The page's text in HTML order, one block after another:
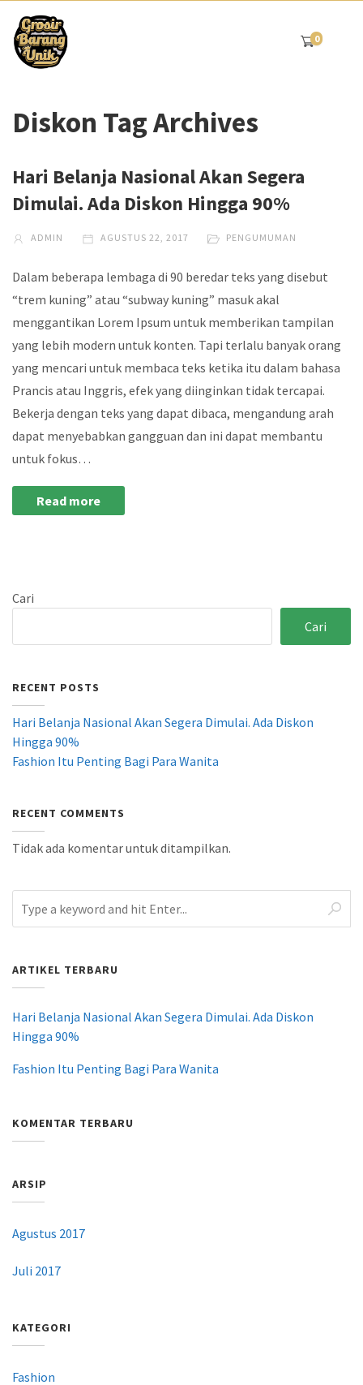
0
Diskon Tag Archives
Hari Belanja Nasional Akan Segera
Dimulai. Ada Diskon Hingga 90%
ADMIN AGUSTUS 22, 2017 PENGUMUMAN
Dalam beberapa lembaga di 90 beredar teks yang disebut
“trem kuning” atau “subway kuning” masuk akal
menggantikan Lorem Ipsum untuk memberikan tampilan
yang lebih modern untuk konten. Tapi terlalu banyak orang
yang mencari untuk membaca teks ketika itu dalam bahasa
Prancis atau Inggris, efek yang diinginkan tidak tercapai.
Bekerja dengan teks yang dapat dibaca, mengandung arah
dapat menyebabkan gangguan dan ini dapat membantu
untuk fokus…
Read more
Cari
Cari
RECENT POSTS
Hari Belanja Nasional Akan Segera Dimulai. Ada Diskon
Hingga 90%
Fashion Itu Penting Bagi Para Wanita
RECENT COMMENTS
Tidak ada komentar untuk ditampilkan.
ARTIKEL TERBARU
Hari Belanja Nasional Akan Segera Dimulai. Ada Diskon
Hingga 90%
Fashion Itu Penting Bagi Para Wanita
KOMENTAR TERBARU
ARSIP
Agustus 2017
Juli 2017
KATEGORI
Fashion